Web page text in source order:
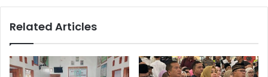
Related Articles